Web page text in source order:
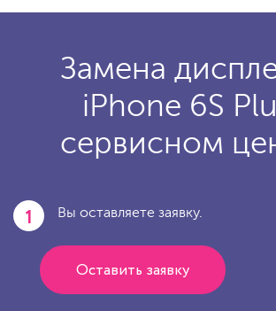
Замена
iPhone 6S
сервисном
1 Вы оставляете заявку.
Оставить заявку